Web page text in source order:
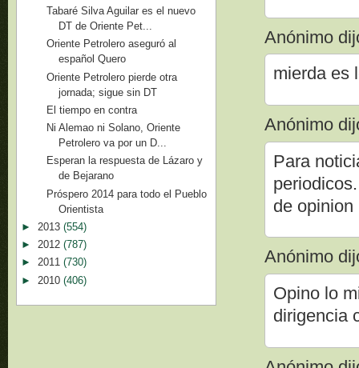
Anónimo
mierda es
Anónimo
Para
de opinion
Anónimo
Opino lo
dirigencia
Tabaré Silva Aguilar es el nuevo
DT de Oriente Pet...
Oriente Petrolero aseguró al
español Quero
Oriente Petrolero pierde otra
jornada; sigue sin DT
El tiempo en contra
Ni Alemao ni Solano, Oriente
Petrolero va por un D...
Esperan la respuesta de Lázaro y
de Bejarano
Próspero 2014 para todo el Pueblo
Orientista
► 2013 (554)
► 2012 (787)
► 2011 (730)
► 2010 (406)